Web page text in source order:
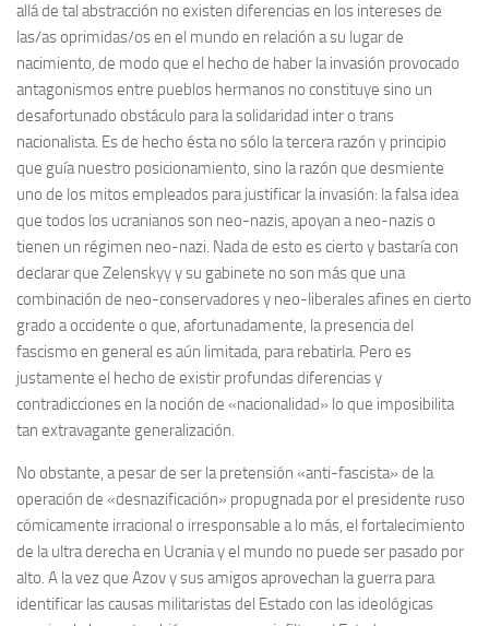
allá de tal abstracción no existen diferencias en los intereses de
las/as oprimidas/os en el mundo en relación a su lugar de
nacimiento, de modo que el hecho de haber la invasión provocado
antagonismos entre pueblos hermanos no constituye sino un
desafortunado obstáculo para la solidaridad inter o trans
nacionalista. Es de hecho ésta no sólo la tercera razón y principio
que guía nuestro posicionamiento, sino la razón que desmiente
uno de los mitos empleados para justificar la invasión: la falsa idea
que todos los ucranianos son neo-nazis, apoyan a neo-nazis o
tienen un régimen neo-nazi. Nada de esto es cierto y bastaría con
declarar que Zelenskyy y su gabinete no son más que una
combinación de neo-conservadores y neo-liberales afines en cierto
grado a occidente o que, afortunadamente, la presencia del
fascismo en general es aún limitada, para rebatirla. Pero es
justamente el hecho de existir profundas diferencias y
contradicciones en la noción de «nacionalidad» lo que imposibilita
tan extravagante generalización.
No obstante, a pesar de ser la pretensión «anti-fascista» de la
operación de «desnazificación» propugnada por el presidente ruso
cómicamente irracional o irresponsable a lo más, el fortalecimiento
de la ultra derecha en Ucrania y el mundo no puede ser pasado por
alto. A la vez que Azov y sus amigos aprovechan la guerra para
identificar las causas militaristas del Estado con las ideológicas